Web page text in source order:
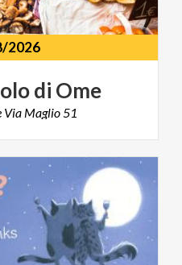
2026
di Ome
Via Maglio 51